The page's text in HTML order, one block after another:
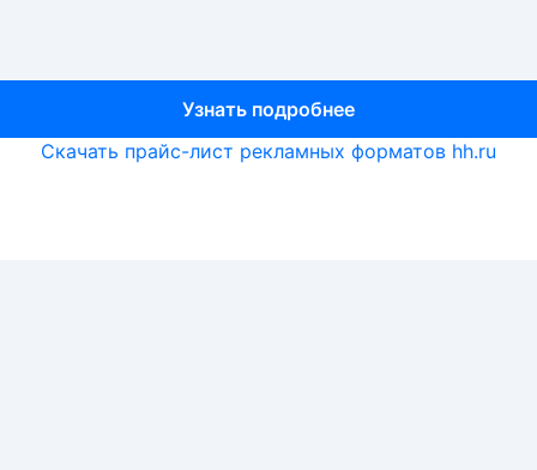
Узнать подробнее
Узнать подробнее
Скачать прайс-лист рекламных форматов hh.ru